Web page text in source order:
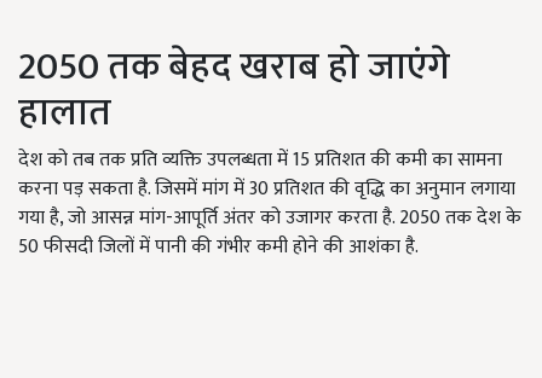
2050 तक बेहद खराब हो जाएंगे
हालात
देश को तब तक प्रति व्यक्ति उपलब्धता में 15 प्रतिशत की कमी का सामना
करना पड़ सकता है. जिसमें मांग में 30 प्रतिशत की वृद्धि का अनुमान लगाया
गया है, जो आसन्न मांग-आपूर्ति अंतर को उजागर करता है. 2050 तक देश के
50 फीसदी जिलों में पानी की गंभीर कमी होने की आशंका है.